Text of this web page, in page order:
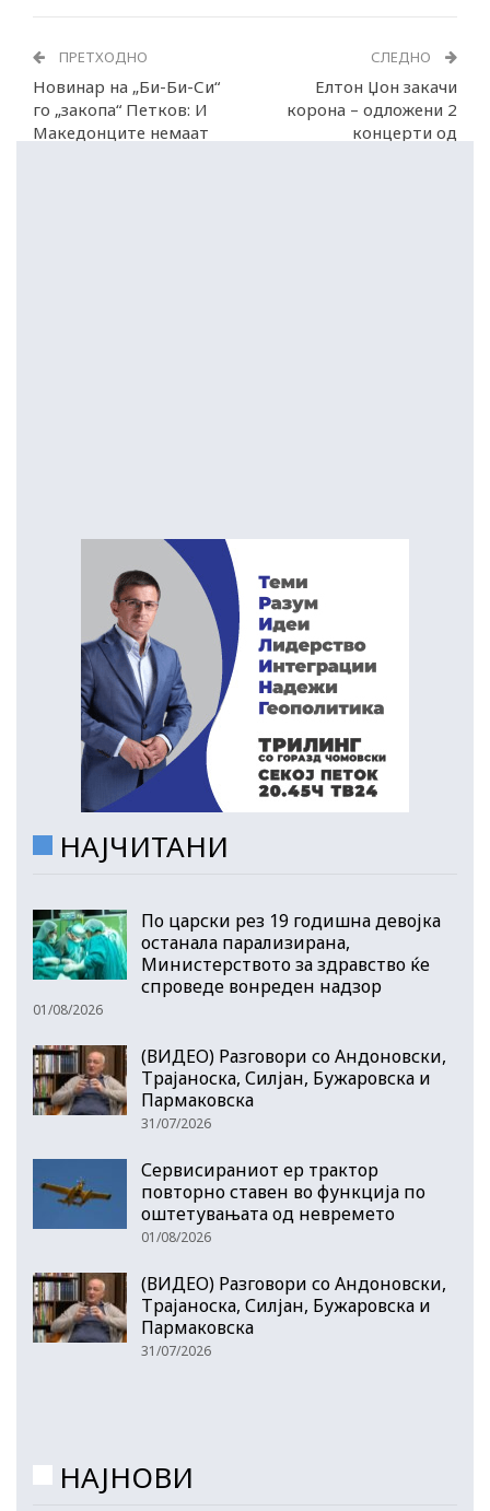
ПРЕТХОДНО
Новинар на „Би-Би-Си“
го „закопа“ Петков: И
Македонците немаат
СЛЕДНО
Елтон Џон закачи
корона – одложени 2
концерти од
НАЈЧИТАНИ
По царски рез 19 годишна девојка
останала парализирана,
Министерството за здравство ќе
спроведе вонреден надзор
01/08/2026
(ВИДЕО) Разговори со Андоновски,
Трајаноска, Силјан, Бужаровска и
Пармаковска
31/07/2026
Сервисираниот ер трактор
повторно ставен во функција по
оштетувањата од невремето
01/08/2026
(ВИДЕО) Разговори со Андоновски,
Трајаноска, Силјан, Бужаровска и
Пармаковска
31/07/2026
НАЈНОВИ